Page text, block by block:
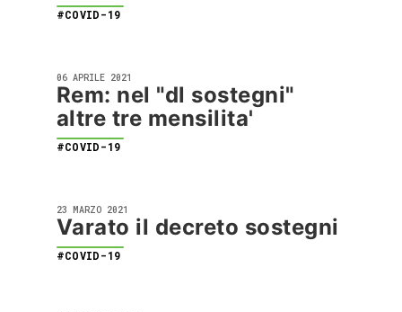
#COVID-19
06 APRILE 2021
Rem: nel "dl sostegni"
altre tre mensilita'
#COVID-19
23 MARZO 2021
Varato il decreto sostegni
#COVID-19